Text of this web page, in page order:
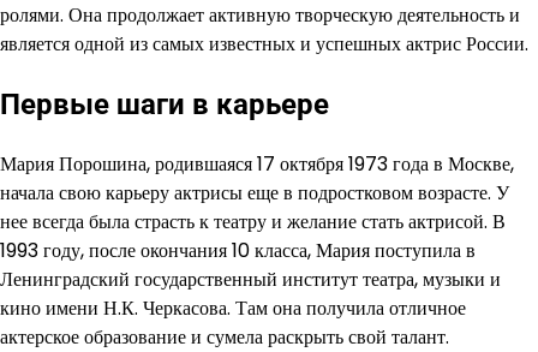
ролями. Она продолжает активную творческую деятельность и
является одной из самых известных и успешных актрис России.
Первые шаги в карьере
Мария Порошина, родившаяся 17 октября 1973 года в Москве,
начала свою карьеру актрисы еще в подростковом возрасте. У
нее всегда была страсть к театру и желание стать актрисой. В
1993 году, после окончания 10 класса, Мария поступила в
Ленинградский государственный институт театра, музыки и
кино имени Н.К. Черкасова. Там она получила отличное
актерское образование и сумела раскрыть свой талант.